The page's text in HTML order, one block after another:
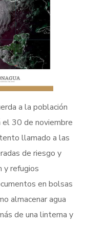
a la población
30 de noviembre
llamado a las
de riesgo y
y refugios
en bolsas
almacenar agua
de una linterna y